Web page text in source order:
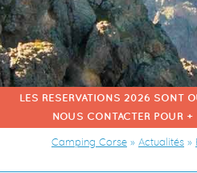
LES RESERVATIONS 2026 SONT
NOUS CONTACTER POUR +
Camping Corse » Actualités »